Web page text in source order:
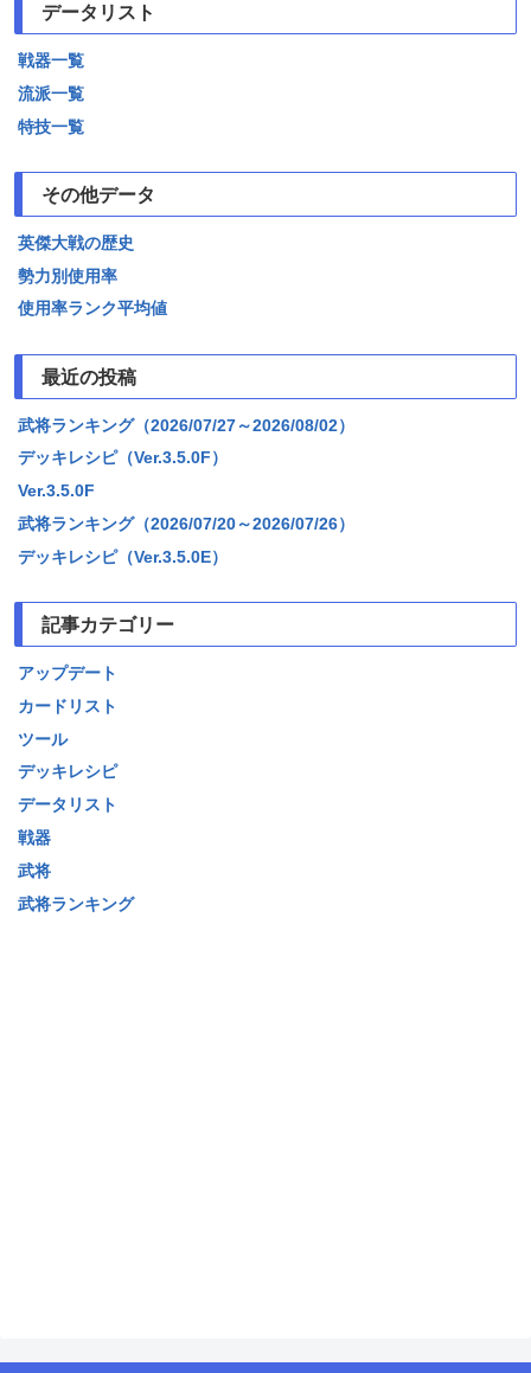
データリスト
戦器一覧
流派一覧
特技一覧
その他データ
英傑大戦の歴史
勢力別使用率
使用率ランク平均値
最近の投稿
武将ランキング（2026/07/27～2026/08/02）
デッキレシピ（Ver.3.5.0F）
Ver.3.5.0F
武将ランキング（2026/07/20～2026/07/26）
デッキレシピ（Ver.3.5.0E）
記事カテゴリー
アップデート
カードリスト
ツール
デッキレシピ
データリスト
戦器
武将
武将ランキング